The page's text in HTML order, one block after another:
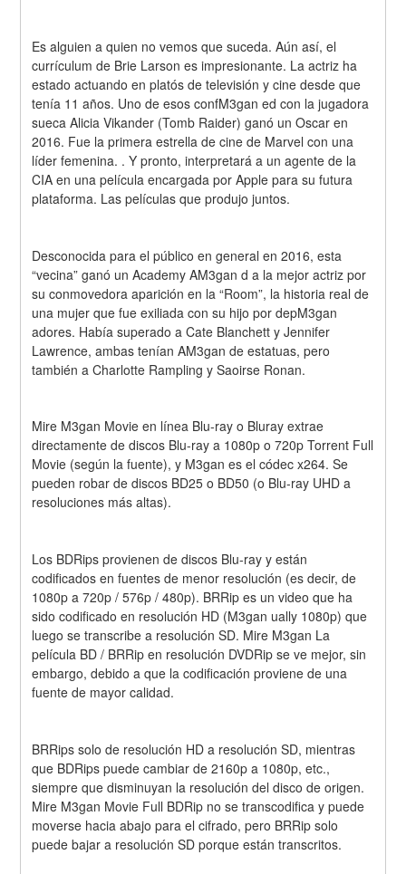
Es alguien a quien no vemos que suceda. Aún así, el
currículum de Brie Larson es impresionante. La actriz ha
estado actuando en platós de televisión y cine desde que
tenía 11 años. Uno de esos confM3gan ed con la jugadora
sueca Alicia Vikander (Tomb Raider) ganó un Oscar en
2016. Fue la primera estrella de cine de Marvel con una
líder femenina. . Y pronto, interpretará a un agente de la
CIA en una película encargada por Apple para su futura
plataforma. Las películas que produjo juntos.
Desconocida para el público en general en 2016, esta
“vecina” ganó un Academy AM3gan d a la mejor actriz por
su conmovedora aparición en la “Room”, la historia real de
una mujer que fue exiliada con su hijo por depM3gan
adores. Había superado a Cate Blanchett y Jennifer
Lawrence, ambas tenían AM3gan de estatuas, pero
también a Charlotte Rampling y Saoirse Ronan.
Mire M3gan Movie en línea Blu-ray o Bluray extrae
directamente de discos Blu-ray a 1080p o 720p Torrent Full
Movie (según la fuente), y M3gan es el códec x264. Se
pueden robar de discos BD25 o BD50 (o Blu-ray UHD a
resoluciones más altas).
Los BDRips provienen de discos Blu-ray y están
codificados en fuentes de menor resolución (es decir, de
1080p a 720p / 576p / 480p). BRRip es un video que ha
sido codificado en resolución HD (M3gan ually 1080p) que
luego se transcribe a resolución SD. Mire M3gan La
película BD / BRRip en resolución DVDRip se ve mejor, sin
embargo, debido a que la codificación proviene de una
fuente de mayor calidad.
BRRips solo de resolución HD a resolución SD, mientras
que BDRips puede cambiar de 2160p a 1080p, etc.,
siempre que disminuyan la resolución del disco de origen.
Mire M3gan Movie Full BDRip no se transcodifica y puede
moverse hacia abajo para el cifrado, pero BRRip solo
puede bajar a resolución SD porque están transcritos.